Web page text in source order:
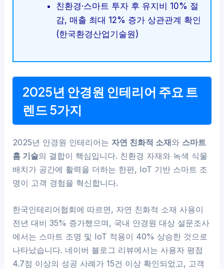
친환경·스마트 투자 후 유지비 10% 절
감, 매출 최대 12% 증가 상관관계 확인
(한국환경산업기술원)
2025년 안경원 인테리어 주요 트
렌드 5가지
2025년 안경원 인테리어는 자연 친화적 소재와 스마트
홈 기술의 결합이 핵심입니다. 친환경 자재와 녹색 식물
배치가 공간에 활력을 더하는 한편, IoT 기반 스마트 조
명이 고객 경험을 혁신합니다.
한국인테리어협회에 따르면, 자연 친화적 소재 사용이
전년 대비 35% 증가했으며, 국내 안경원 대상 설문조사
에서는 스마트 조명 및 IoT 적용이 40% 상승한 것으로
나타났습니다. 네이버 블로그 리뷰에서는 사용자 평점
4.7점 이상의 성공 사례가 15건 이상 확인되었고, 고객